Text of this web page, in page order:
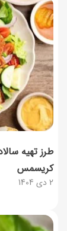
2 دی 1404
طرز تهیه
کریسمس